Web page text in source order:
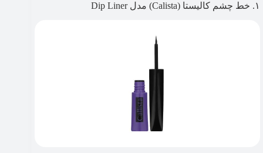
۱. خط چشم کالیستا (Calista) مدل Dip Liner